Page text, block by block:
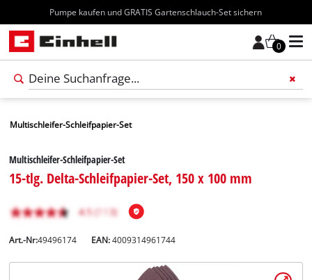
Kostenloser Versand ab 70€
0
Multischleifer-Schleifpapier-Set
Multischleifer-Schleifpapier-Set
15-tlg. Delta-Schleifpapier-Set, 150 x 100 mm
Art.-Nr:49496174 EAN:4009314961744